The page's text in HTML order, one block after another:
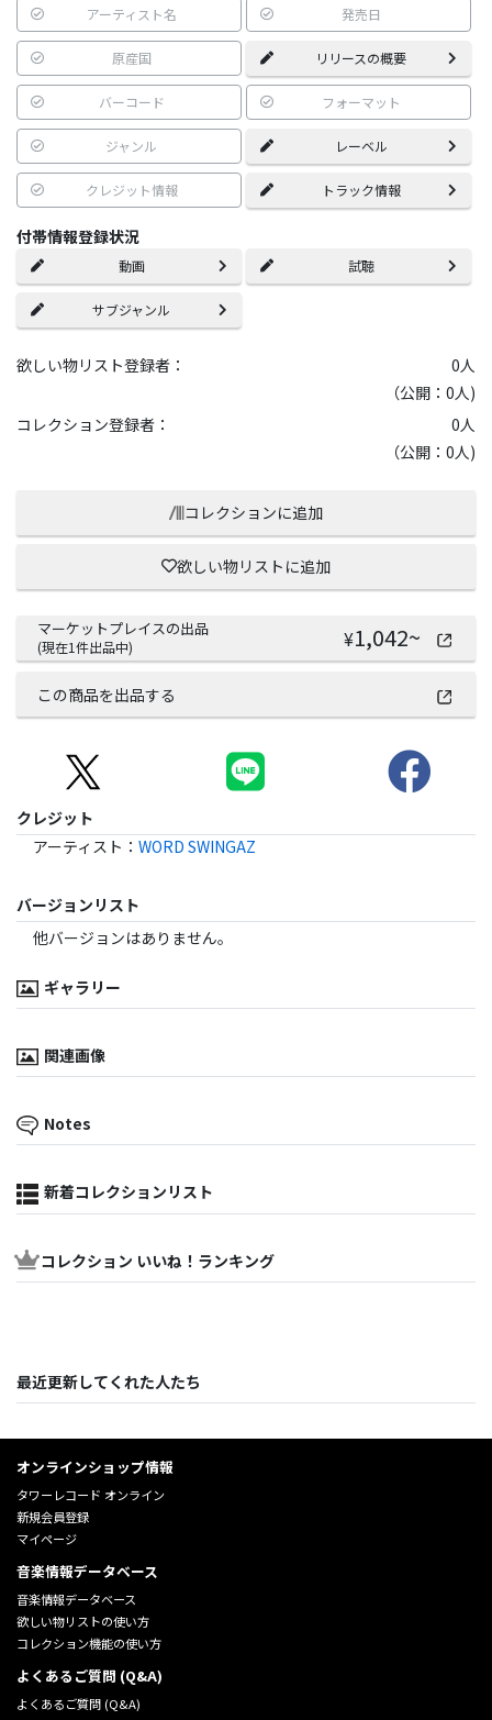
アーティスト名 発売日
原産国 リリースの概要
バーコード フォーマット
ジャンル レーベル
クレジット情報 トラック情報
付帯情報登録状況
動画 試聴
サブジャンル
欲しい物リスト登録者： 0人
（公開：0人)
コレクション登録者：
0人
（公開：0人)
コレクションに追加
欲しい物リストに追加
マーケットプレイスの出品
(現在1件出品中) ¥1,042~
この商品を出品する
クレジット
アーティスト ： WORD SWINGAZ
バージョンリスト
他バージョンはありません。
ギャラリー
関連画像
Notes
新着コレクションリスト
コレクション いいね！ランキング
最近更新してくれた人たち
オンラインショップ情報
タワーレコード オンライン
新規会員登録
マイページ
音楽情報データベース
音楽情報データベース
欲しい物リストの使い方
コレクション機能の使い方
よくあるご質問 (Q&A)
よくあるご質問 (Q&A)